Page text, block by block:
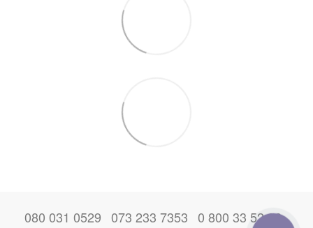
080 031 0529 073 233 7353 0 800 33 52 06